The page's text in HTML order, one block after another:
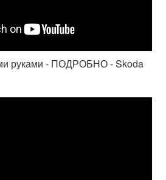
руками - ПОДРОБНО - Skoda